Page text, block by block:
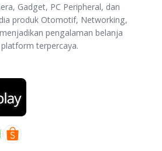
Gadget, PC Peripheral, dan
produk Otomotif, Networking,
pengalaman belanja
terpercaya.